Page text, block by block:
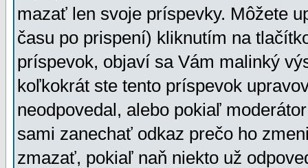
mazať len svoje príspevky. Môžete
času po prispení) kliknutím na
príspevok, objaví sa Vám malinký
koľkokrát ste tento príspevok
neodpovedal, alebo pokiaľ
sami zanechať odkaz prečo ho
zmazať, pokiaľ naň niekto už